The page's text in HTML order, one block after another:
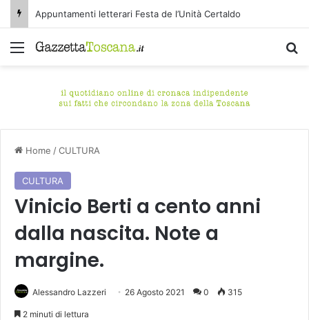
Appuntamenti letterari Festa de l’Unità Certaldo
Menu
Home /CULTURA
CULTURA
Vinicio Berti a cento anni
dalla nascita. Note a
margine.
Alessandro Lazzeri 26 Agosto 2021 0 315
2 minuti di lettura